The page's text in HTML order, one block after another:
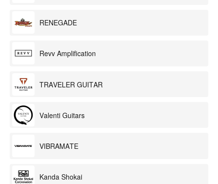
RENEGADE
Revv Amplification
TRAVELER GUITAR
Valenti Guitars
VIBRAMATE
Kanda Shokai